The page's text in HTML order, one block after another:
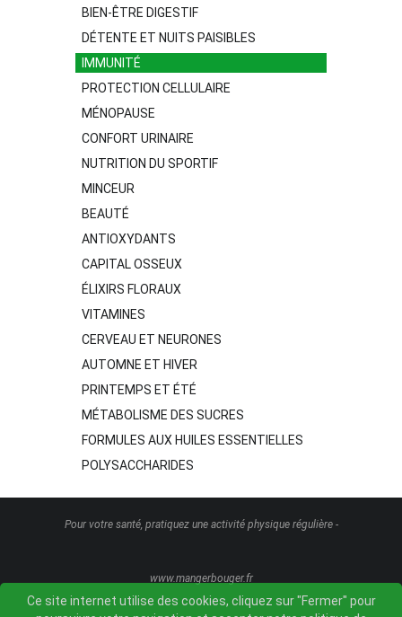
BIEN-ÊTRE DIGESTIF
DÉTENTE ET NUITS PAISIBLES
IMMUNITÉ
PROTECTION CELLULAIRE
MÉNOPAUSE
CONFORT URINAIRE
NUTRITION DU SPORTIF
MINCEUR
BEAUTÉ
ANTIOXYDANTS
CAPITAL OSSEUX
ÉLIXIRS FLORAUX
VITAMINES
CERVEAU ET NEURONES
AUTOMNE ET HIVER
PRINTEMPS ET ÉTÉ
MÉTABOLISME DES SUCRES
FORMULES AUX HUILES ESSENTIELLES
POLYSACCHARIDES
Pour votre santé, pratiquez une activité physique régulière -
www.mangerbouger.fr
Ce site internet utilise des cookies, cliquez sur "Fermer" pour